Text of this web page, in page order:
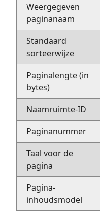
Weergegeven
paginanaam
Standaard
sorteerwijze
Paginalengte (in
bytes)
Naamruimte-ID
Paginanummer
Taal voor de
pagina
Pagina-
inhoudsmodel